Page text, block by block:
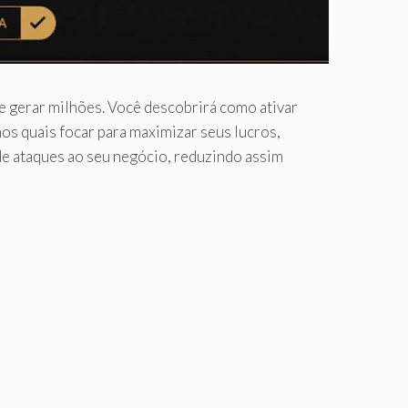
milhões. Você descobrirá como ativar
quais focar para maximizar seus lucros,
ataques ao seu negócio, reduzindo assim